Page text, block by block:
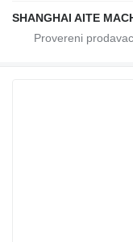
SHANGHAI AITE